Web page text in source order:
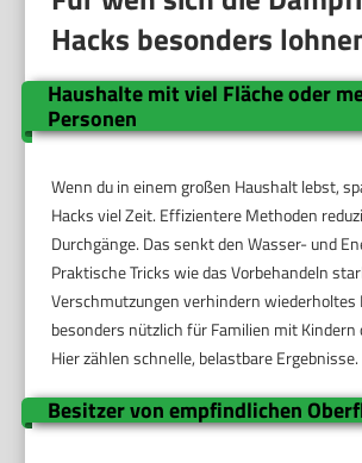
Hacks besonders
Haushalte mit viel Fläche oder
Personen
Wenn du in einem großen Haushalt lebst,
Hacks viel Zeit. Effizientere Methoden
Durchgänge. Das senkt den Wasser- und
Praktische Tricks wie das Vorbehandeln
Verschmutzungen verhindern wiederholtes
besonders nützlich für Familien mit Kindern
Hier zählen schnelle, belastbare Ergebnisse.
Besitzer von empfindlichen